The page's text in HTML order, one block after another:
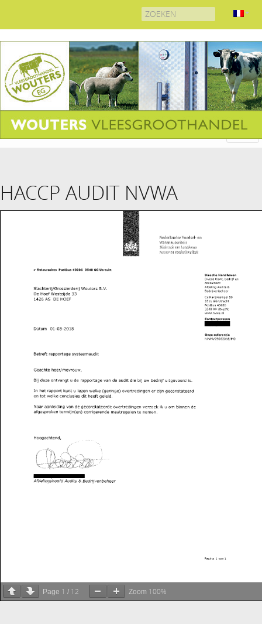
Search
for:
HACCP AUDIT NVWA
Page 1 / 12 Zoom 100%